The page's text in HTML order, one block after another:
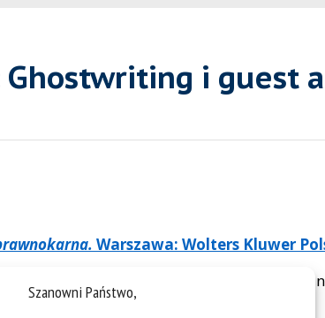
Szanowni Państwo,
i guest
Warszawa: Wolters Kluwer
i dyscyplinarną za nieetyczne oraz